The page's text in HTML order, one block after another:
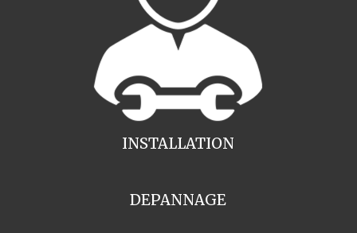
INSTALLATION
DEPANNAGE